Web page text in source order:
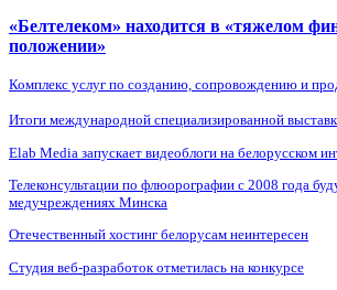
«Белтелеком» находится в «тяжелом
положении»
Комплекс услуг по созданию, сопровождению и
Итоги международной специализированной
Elab Media запускает видеоблоги на белорусском
Телеконсультации по флюорографии с 2008 года
медучреждениях Минска
Отечественный хостинг белорусам неинтересен
Студия веб-разработок отметилась на конкурсе